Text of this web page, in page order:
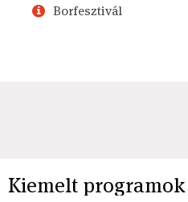
Borfesztivál
Kiemelt programok